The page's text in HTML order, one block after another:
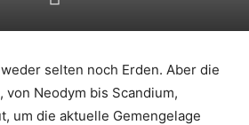
selten noch Erden. Aber die
von Neodym bis Scandium,
um die aktuelle Gemengelage